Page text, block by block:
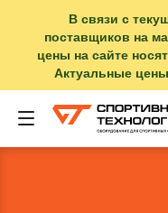
В связи с
поставщиков на
цены на сайте
Актуальные